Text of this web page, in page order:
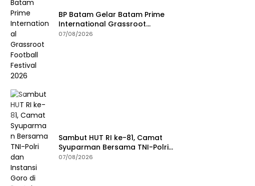
BP Batam Gelar Batam Prime
International Grassroot
Football Festival 2026
07/08/2026
Sambut HUT RI ke-81, Camat
Syuparman Bersama TNI-Polri
dan Instansi Goro di Pantai
07/08/2026